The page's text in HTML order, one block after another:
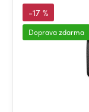
-17 %
Doprava zdarma